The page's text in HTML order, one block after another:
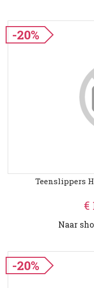
-20%
Teenslippers
€
Naar
-20%